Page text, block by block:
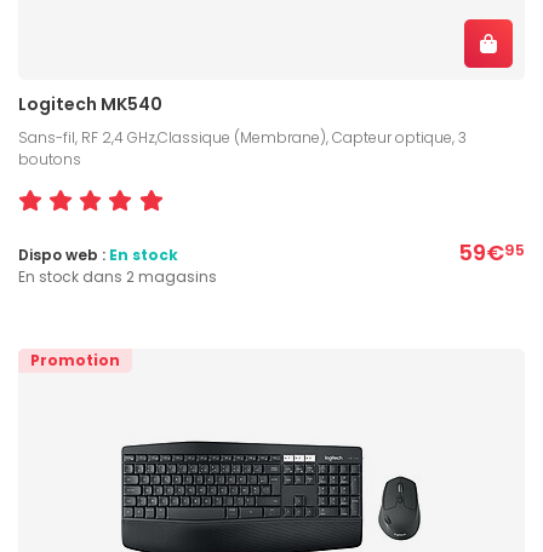
Logitech MK540
Sans-fil, RF 2,4 GHz,Classique (Membrane), Capteur optique, 3
boutons
59€95
Dispo web : En stock
En stock dans 2 magasins
Promotion